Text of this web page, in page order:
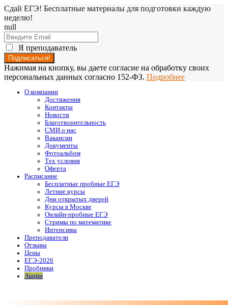
Сдай ЕГЭ! Бесплатные материалы для подготовки каждую
неделю!
null
Я преподаватель
Нажимая на кнопку, вы даете согласие на обработку своих
персональных данных согласно 152-ФЗ. Подробнее
О компании
Достижения
Контакты
Новости
Благотворительность
СМИ о нас
Вакансии
Документы
Фотоальбом
Тех условия
Оферта
Расписание
Бесплатные пробные ЕГЭ
Летние курсы
Дни открытых дверей
Курсы в Москве
Онлайн-пробные ЕГЭ
Стримы по математике
Интенсивы
Преподаватели
Отзывы
Цены
ЕГЭ-2026
Пробники
Акции